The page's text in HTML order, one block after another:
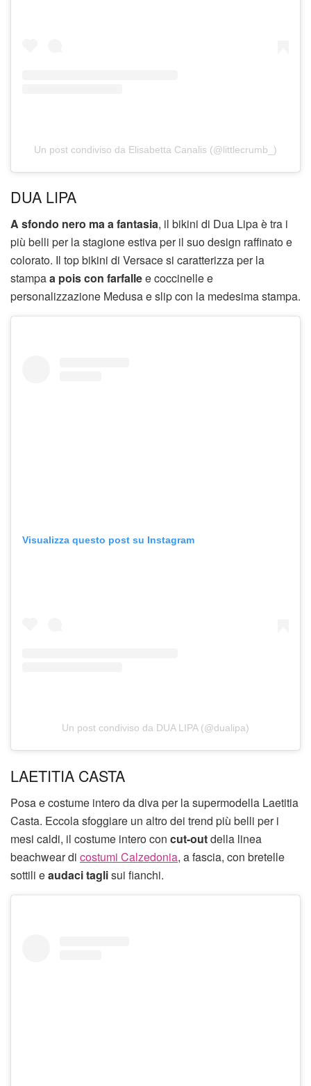
Un post condiviso da Elisabetta Canalis (@littlecrumb_)
DUA LIPA
A sfondo nero ma a fantasia, il bikini di Dua Lipa è tra i
più belli per la stagione estiva per il suo design raffinato e
colorato. Il top bikini di Versace si caratterizza per la
stampaa pois con farfallee coccinelle e
personalizzazione Medusa e slip con la medesima stampa.
Visualizza questo post su Instagram
Un post condiviso da DUA LIPA (@dualipa)
LAETITIA CASTA
Posa e costume intero da diva per la supermodella Laetitia
Casta. Eccola sfoggiare un altro dei trend più belli per i
mesi caldi, il costume intero con cut-outdella linea
beachwear di costumi Calzedonia, a fascia, con bretelle
sottili eaudaci taglisui fianchi.